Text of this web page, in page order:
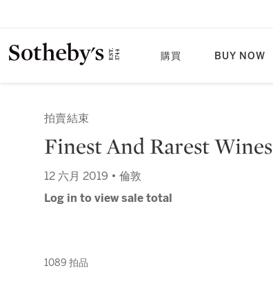
購買 BUY NOW
拍賣結束
Finest And Rarest Wines
12 六月 2019 • 倫敦
Log in to view sale total
1089 拍品